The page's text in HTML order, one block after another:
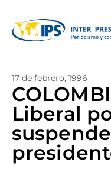
17 de febrero, 1996
Liberal